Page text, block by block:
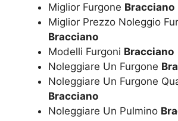
Miglior Furgone Bracciano
Miglior Prezzo Noleggio
Bracciano
Modelli Furgoni Bracciano
Noleggiare Un Furgone
Noleggiare Un Furgone
Bracciano
Noleggiare Un Pulmino